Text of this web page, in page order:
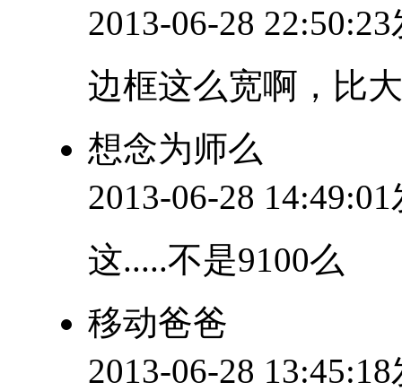
2013-06-28
边框这么宽啊，比
想念为师么
2013-06-28
这.....不是9100么
移动爸爸
2013-06-28